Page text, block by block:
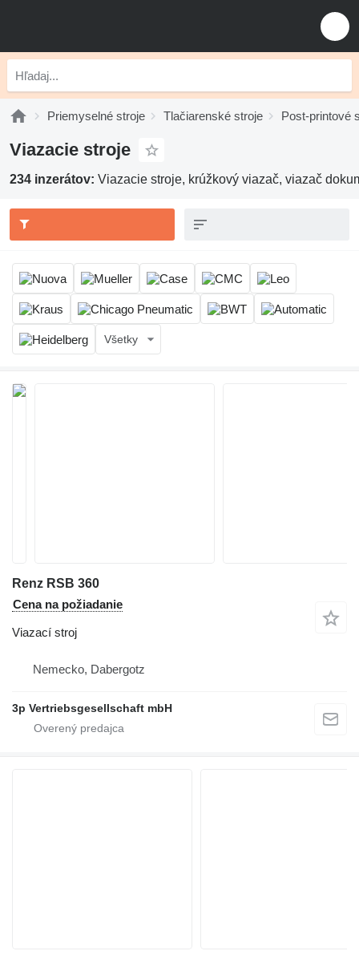
Priemyselné stroje Tlačiarenské stroje Post-printové
Viazacie stroje
234 inzerátov: Viazacie stroje, krúžkový viazač, viazač
Všetky
Renz RSB 360
Cena na požiadanie
Viazací stroj
Nemecko, Dabergotz
3p Vertriebsgesellschaft mbH